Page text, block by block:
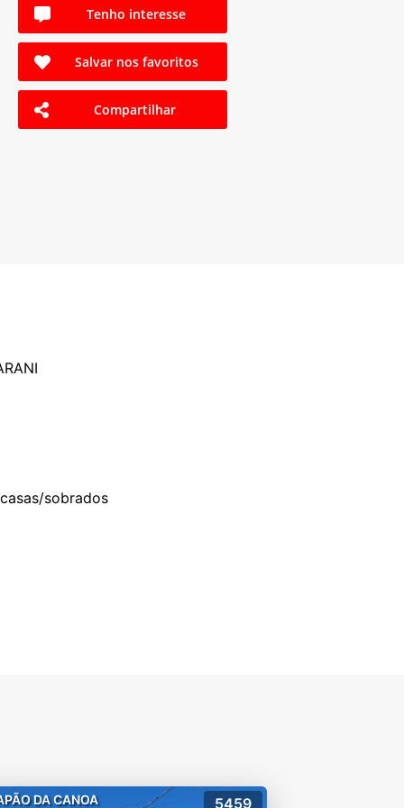
Tenho interesse
Salvar nos favoritos
Compartilhar
sobrados
DA CANOA 5459